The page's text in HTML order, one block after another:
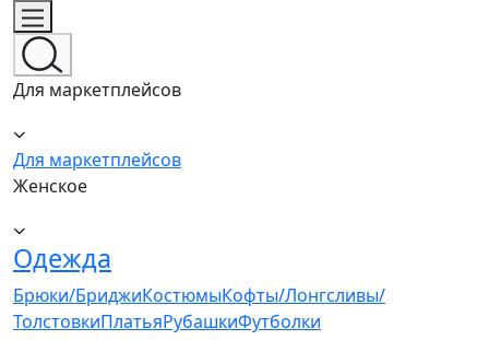
Для маркетплейсов
Для маркетплейсов
Женское
Одежда
Брюки/БриджиКостюмыКофты/Лонгсливы/
ТолстовкиПлатьяРубашкиФутболки